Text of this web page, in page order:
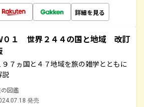
詳細を見る
０１ 世界２４４の国と地域 改訂
９７ヵ国と４７地域を旅の雑学とともに
説
図鑑
発売